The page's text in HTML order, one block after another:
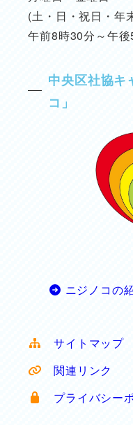
(土・日・祝日・年
午前8時30分～午後
中央区社協キ
コ」
ニジノコの
サイトマップ
関連リンク
プライバシー